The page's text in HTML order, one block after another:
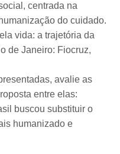
centrada na
do cuidado.
vida: a trajetória da
de Janeiro: Fiocruz,
avalie as
entre elas:
buscou substituir o
humanizado e